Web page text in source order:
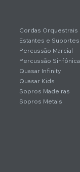
Cordas Orquestrais
Estantes e Suportes
Percussão Marcial
Percussão Sinfônica
Quasar Infinity
Quasar Kids
Sopros Madeiras
Sopros Metais